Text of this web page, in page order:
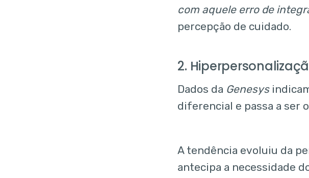
com aquele erro de
percepção de cuidado.
2.
Dados da Genesys
diferencial e passa a ser
A tendência evoluiu da
antecipa a necessidade